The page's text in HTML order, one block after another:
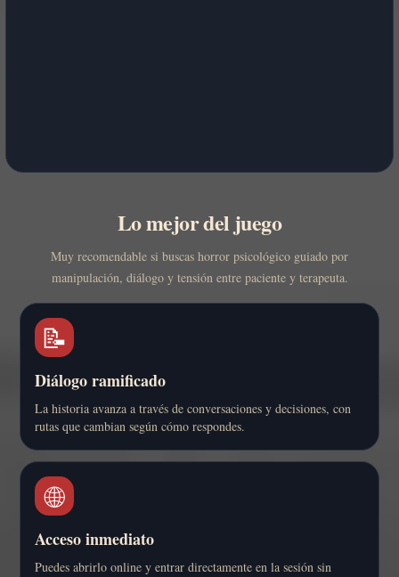
Lo mejor del juego
Muy recomendable si buscas horror psicológico guiado por
manipulación, diálogo y tensión entre paciente y terapeuta.
📝
Diálogo ramificado
La historia avanza a través de conversaciones y decisiones, con
rutas que cambian según cómo respondes.
🌐
Acceso inmediato
Puedes abrirlo online y entrar directamente en la sesión sin